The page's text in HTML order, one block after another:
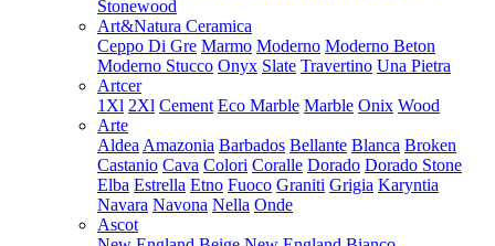
Stonewood
Art&Natura Ceramica
Ceppo Di Gre Marmo Moderno Moderno Beton
Moderno Stucco Onyx Slate Travertino Una Pietra
Artcer
1Xl 2Xl Cement Eco Marble Marble Onix Wood
Arte
Aldea Amazonia Barbados Bellante Blanca Broken
Castanio Cava Colori Coralle Dorado Dorado Stone
Elba Estrella Etno Fuoco Graniti Grigia Karyntia
Navara Navona Nella Onde
Ascot